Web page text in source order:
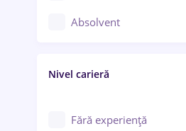
Controlul calității
Educație / Training / Arte
Absolvent
Nivel carieră
Fără experiență